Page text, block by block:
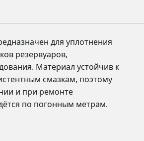
для уплотнения
резервуаров,
Материал устойчив к
смазкам, поэтому
и при ремонте
по погонным метрам.